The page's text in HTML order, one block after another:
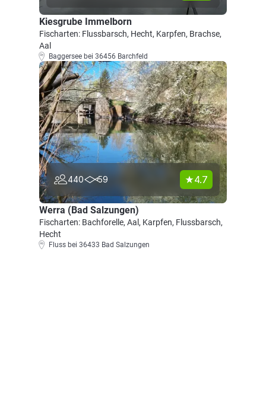
Kiesgrube Immelborn
Fischarten: Flussbarsch, Hecht, Karpfen, Brachse,
Aal
Baggersee bei 36456 Barchfeld
440 59 4.7
Werra (Bad Salzungen)
Fischarten: Bachforelle, Aal, Karpfen, Flussbarsch,
Hecht
Fluss bei 36433 Bad Salzungen